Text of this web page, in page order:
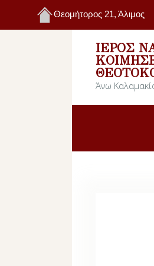
Θεομήτορος 21, Άλιμος
ΙΕΡΌΣ
Άνω